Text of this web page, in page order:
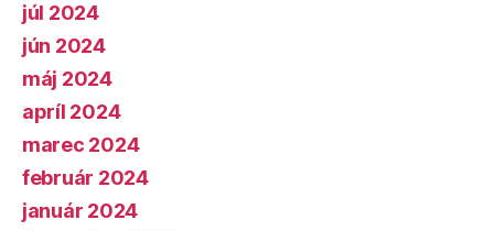
júl 2024
jún 2024
máj 2024
apríl 2024
marec 2024
február 2024
január 2024